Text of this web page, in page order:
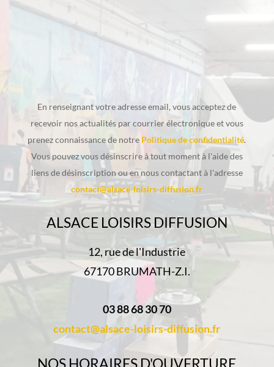
En renseignant votre adresse email, vous acceptez de
recevoir nos actualités par courrier électronique et vous
prenez connaissance de notre Politique de confidentialité.
Vous pouvez vous désinscrire à tout moment à l'aide des
liens de désinscription ou en nous contactant à l'adresse
contact@alsace-loisirs-diffusion.fr
ALSACE LOISIRS DIFFUSION
12, rue de l'Industrie
67170 BRUMATH-Z.I.
03 88 68 30 70
contact@alsace-loisirs-diffusion.fr